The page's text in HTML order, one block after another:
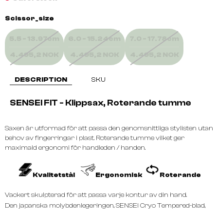
Scissor_size
5.5 - 13.97cm
4.495,2 NOK
6.0 - 15.24cm
4.495,2 NOK
7.0 - 17.78cm
4.495,2 NOK
DESCRIPTION SKU
SENSEI FIT - Klippsax, Roterande tumme
Saxen är utformad för att passa den genomsnittliga stylisten utan
behov av fingerringar i plast. Roterande tumme vilket ger
maximald ergonomi för handleden / handen.
Kvalitetstål Ergonomisk Roterande
Vackert skulpterad för att passa varje kontur av din hand.
Den japanska molybdenlegeringen, SENSEI Cryo Tempered-blad,